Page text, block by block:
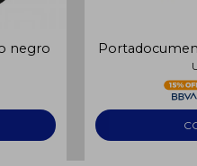
negro